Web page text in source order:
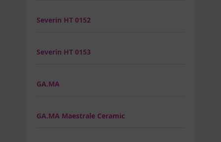
Severin HT 0152
Severin HT 0153
GA.MA
GA.MA Maestrale Ceramic